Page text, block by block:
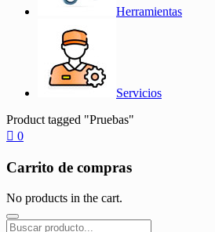
Herramientas
Servicios
Product tagged "Pruebas"
0
Carrito de compras
No products in the cart.